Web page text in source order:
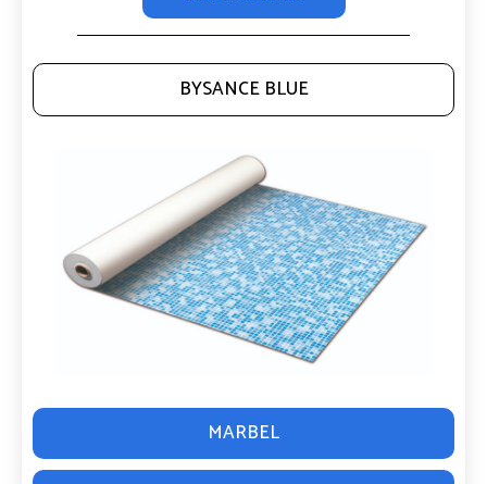
BYSANCE BLUE
MARBEL